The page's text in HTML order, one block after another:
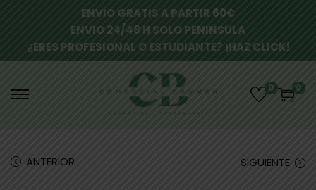
ENVIO GRATIS A PARTIR 60€
ENVIO 24/48 H SOLO PENINSULA
¿ERES PROFESIONAL O ESTUDIANTE? ¡HAZ CLICK!
0 0
ANTERIOR SIGUIENTE